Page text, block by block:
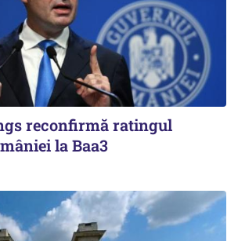
reconfirmă ratingul
la Baa3